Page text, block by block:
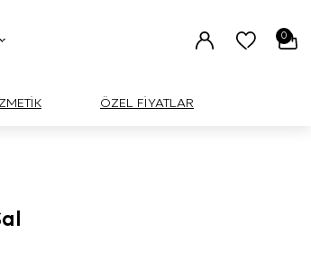
0
ÖZEL FİYATLAR